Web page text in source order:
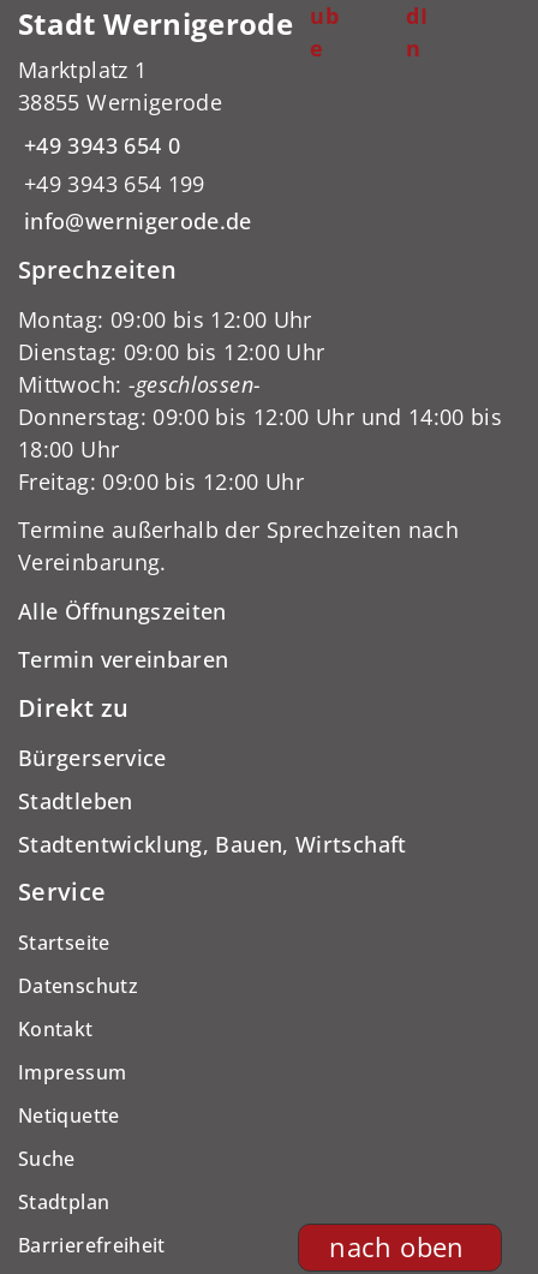
nach oben
ub
e
dI
n
Stadt Wernigerode
Marktplatz 1
38855 Wernigerode
+49 3943 654 0
+49 3943 654 199
info@wernigerode.de
Sprechzeiten
Montag: 09:00 bis 12:00 Uhr
Dienstag: 09:00 bis 12:00 Uhr
Mittwoch: -geschlossen-
Donnerstag: 09:00 bis 12:00 Uhr und 14:00 bis
18:00 Uhr
Freitag: 09:00 bis 12:00 Uhr
Termine außerhalb der Sprechzeiten nach
Vereinbarung.
Alle Öffnungszeiten
Termin vereinbaren
Direkt zu
Bürgerservice
Stadtleben
Stadtentwicklung, Bauen, Wirtschaft
Service
Startseite
Datenschutz
Kontakt
Impressum
Netiquette
Suche
Stadtplan
Barrierefreiheit